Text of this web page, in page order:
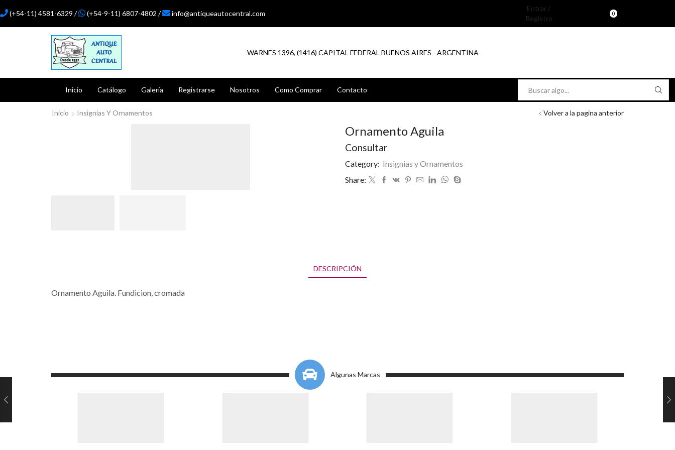
(+54-11) 4581-6329 / (+54-9-11) 6807-4802 / info@antiqueautocentral.com
Entrar /
Registro
0
WARNES 1396, (1416) CAPITAL FEDERAL BUENOS AIRES - ARGENTINA
Inicio Catálogo Galería Registrarse Nosotros Como Comprar Contacto
input
Inicio
Insignias Y Ornamentos Volver a la pagina anterior
Ornamento Aguila
Consultar
Category: Insignias y Ornamentos
Share:
DESCRIPCIÓN
Ornamento Aguila. Fundicion, cromada
Algunas Marcas